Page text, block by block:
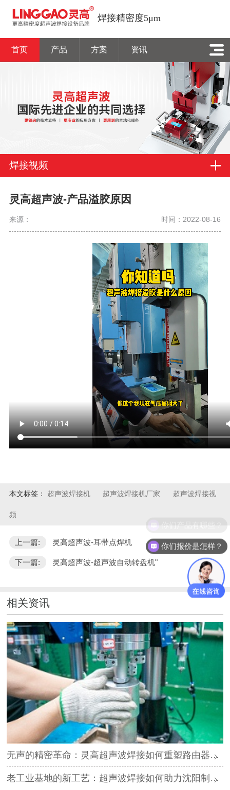
焊接精密度5μm
首页 产品 方案 资讯
焊接视频
灵高超声波-产品溢胶原因
来源： 时间：2022-08-16
本文标签： 超声波焊接机 超声波焊接机厂家 超声波焊接视
频
上一篇: 灵高超声波-耳带点焊机
下一篇: 灵高超声波-超声波自动转盘机"
相关资讯
无声的精密革命：灵高超声波焊接如何重塑路由器外壳制造？
老工业基地的新工艺：超声波焊接如何助力沈阳制造转型？
你们报价是怎样？